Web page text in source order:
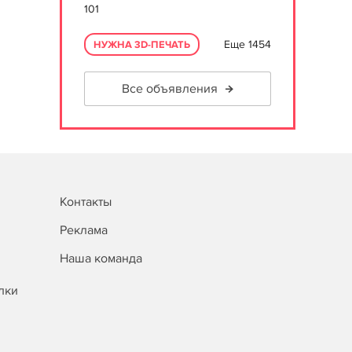
101
НУЖНА 3D-ПЕЧАТЬ Еще 1454
Все объявления
Контакты
Реклама
Наша команда